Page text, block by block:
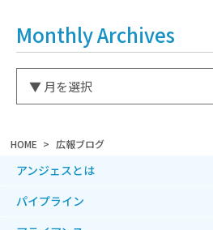
HOME 広報ブログ
Monthly Archives
アンジェスとは
パイプライン